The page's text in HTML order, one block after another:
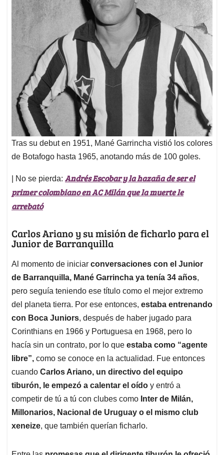
Tras su debut en 1951, Mané Garrincha vistió los colores
de Botafogo hasta 1965, anotando más de 100 goles.
| No se pierda: Andrés Escobar y la hazaña de ser el
primer colombiano en AC Milán que la muerte le
arrebató
Carlos Ariano y su misión de ficharlo para el
Junior de Barranquilla
Al momento de iniciar conversaciones con el Junior
de Barranquilla, Mané Garrincha ya tenía 34 años,
pero seguía teniendo ese título como el mejor extremo
del planeta tierra. Por ese entonces, estaba entrenando
con Boca Juniors, después de haber jugado para
Corinthians en 1966 y Portuguesa en 1968, pero lo
hacía sin un contrato, por lo que estaba como “agente
libre”, como se conoce en la actualidad. Fue entonces
cuando Carlos Ariano, un directivo del equipo
tiburón, le empezó a calentar el oído y entró a
competir de tú a tú con clubes como Inter de Milán,
Millonarios, Nacional de Uruguay o el mismo club
xeneize, que también querían ficharlo.